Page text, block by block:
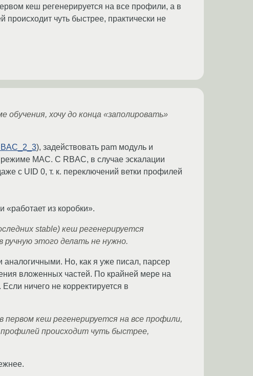
кеш регенерируется на все профили, а в
происходит чуть быстрее, практически не
хочу до конца «заполировать»
), задействовать pam модуль и
MAC. C RBAC, в случае эскалации
с UID 0, т. к. переключений ветки профилей
из коробки».
stable) кеш регенерируется
этого делать не нужно.
аналогичными. Но, как я уже писал, парсер
вложенных частей. По крайней мере на
ничего не корректируется в
первом кеш регенерируется на все профили,
профилей происходит чуть быстрее,